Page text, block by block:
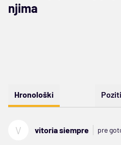
njima
Hronološki
V vitoria siempre pre